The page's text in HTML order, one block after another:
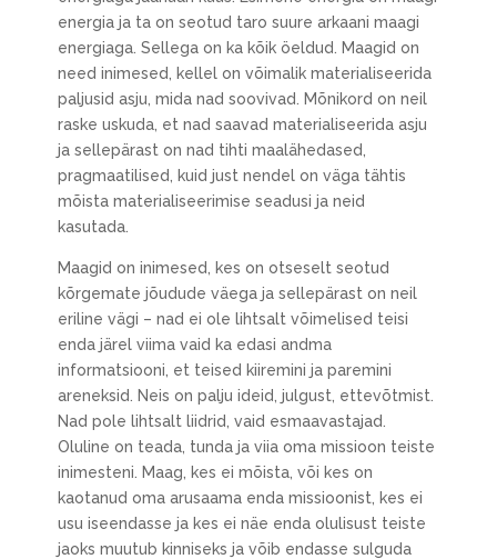
energia ja ta on seotud taro suure arkaani maagi
energiaga. Sellega on ka kõik öeldud. Maagid on
need inimesed, kellel on võimalik materialiseerida
paljusid asju, mida nad soovivad. Mõnikord on neil
raske uskuda, et nad saavad materialiseerida asju
ja sellepärast on nad tihti maalähedased,
pragmaatilised, kuid just nendel on väga tähtis
mõista materialiseerimise seadusi ja neid
kasutada.
Maagid on inimesed, kes on otseselt seotud
kõrgemate jõudude väega ja sellepärast on neil
eriline vägi – nad ei ole lihtsalt võimelised teisi
enda järel viima vaid ka edasi andma
informatsiooni, et teised kiiremini ja paremini
areneksid. Neis on palju ideid, julgust, ettevõtmist.
Nad pole lihtsalt liidrid, vaid esmaavastajad.
Oluline on teada, tunda ja viia oma missioon teiste
inimesteni. Maag, kes ei mõista, või kes on
kaotanud oma arusaama enda missioonist, kes ei
usu iseendasse ja kes ei näe enda olulisust teiste
jaoks muutub kinniseks ja võib endasse sulguda